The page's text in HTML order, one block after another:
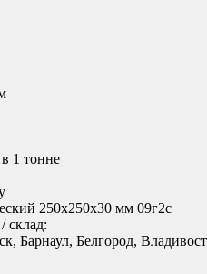
1 тонне
склад:
Барнаул, Белгород,